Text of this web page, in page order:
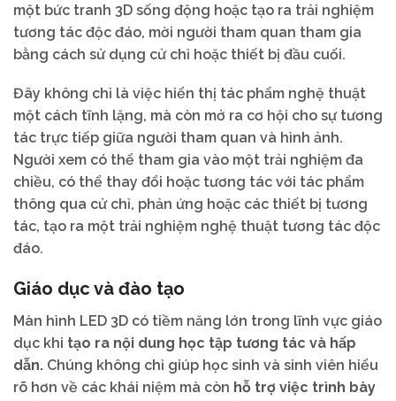
một bức tranh 3D sống động hoặc tạo ra trải nghiệm
tương tác độc đáo, mời người tham quan tham gia
bằng cách sử dụng cử chỉ hoặc thiết bị đầu cuối.
Đây không chỉ là việc hiển thị tác phẩm nghệ thuật
một cách tĩnh lặng, mà còn mở ra cơ hội cho sự tương
tác trực tiếp giữa người tham quan và hình ảnh.
Người xem có thể tham gia vào một trải nghiệm đa
chiều, có thể thay đổi hoặc tương tác với tác phẩm
thông qua cử chỉ, phản ứng hoặc các thiết bị tương
tác, tạo ra một trải nghiệm nghệ thuật tương tác độc
đáo.
Giáo dục và đào tạo
Màn hình LED 3D có tiềm năng lớn trong lĩnh vực giáo
dục khi tạo ra nội dung học tập tương tác và hấp
dẫn. Chúng không chỉ giúp học sinh và sinh viên hiểu
rõ hơn về các khái niệm mà còn hỗ trợ việc trình bày